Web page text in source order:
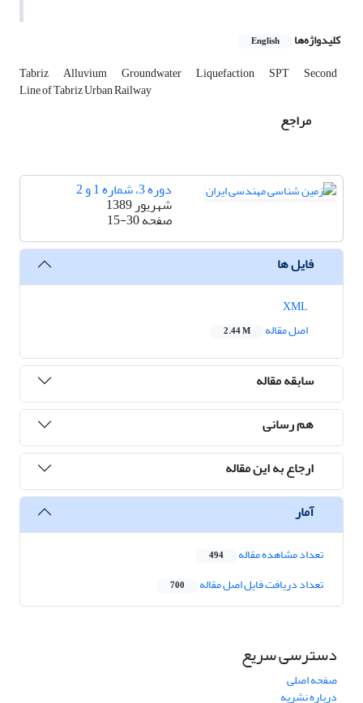
کلیدواژه‌ها English
Tabriz Alluvium Groundwater Liquefaction SPT Second
Line of Tabriz Urban Railway
مراجع
دوره 3، شماره 1 و 2
شهریور 1389
صفحه15-30
فایل ها
اصل مقاله
2.44 M
سابقه مقاله
هم رسانی
ارجاع به این مقاله
آمار
تعداد مشاهده مقاله 494
تعداد دریافت فایل اصل مقاله 700
دسترسی سریع
صفحه اصلی
درباره نشریه